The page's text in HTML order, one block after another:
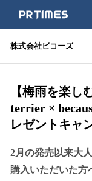
株式会社ビコーズ
【梅雨を楽し
terrier ×
レゼントキャ
2月の発売以来大
購入いただいた方